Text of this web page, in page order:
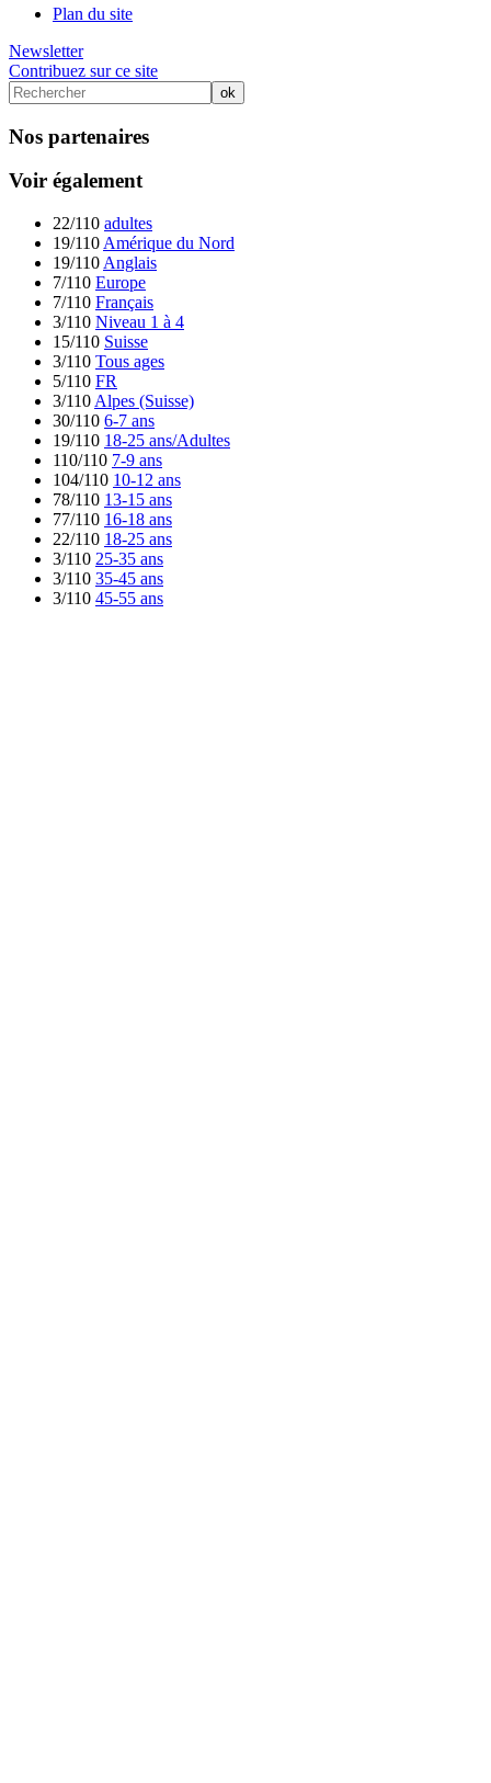
Plan du site
Newsletter
Contribuez sur ce site
Nos partenaires
Voir également
22/110 adultes
19/110 Amérique du Nord
19/110 Anglais
7/110 Europe
7/110 Français
3/110 Niveau 1 à 4
15/110 Suisse
3/110 Tous ages
5/110 FR
3/110 Alpes (Suisse)
30/110 6-7 ans
19/110 18-25 ans/Adultes
110/110 7-9 ans
104/110 10-12 ans
78/110 13-15 ans
77/110 16-18 ans
22/110 18-25 ans
3/110 25-35 ans
3/110 35-45 ans
3/110 45-55 ans